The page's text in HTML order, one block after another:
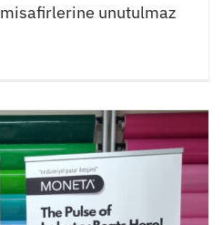
unutulmaz